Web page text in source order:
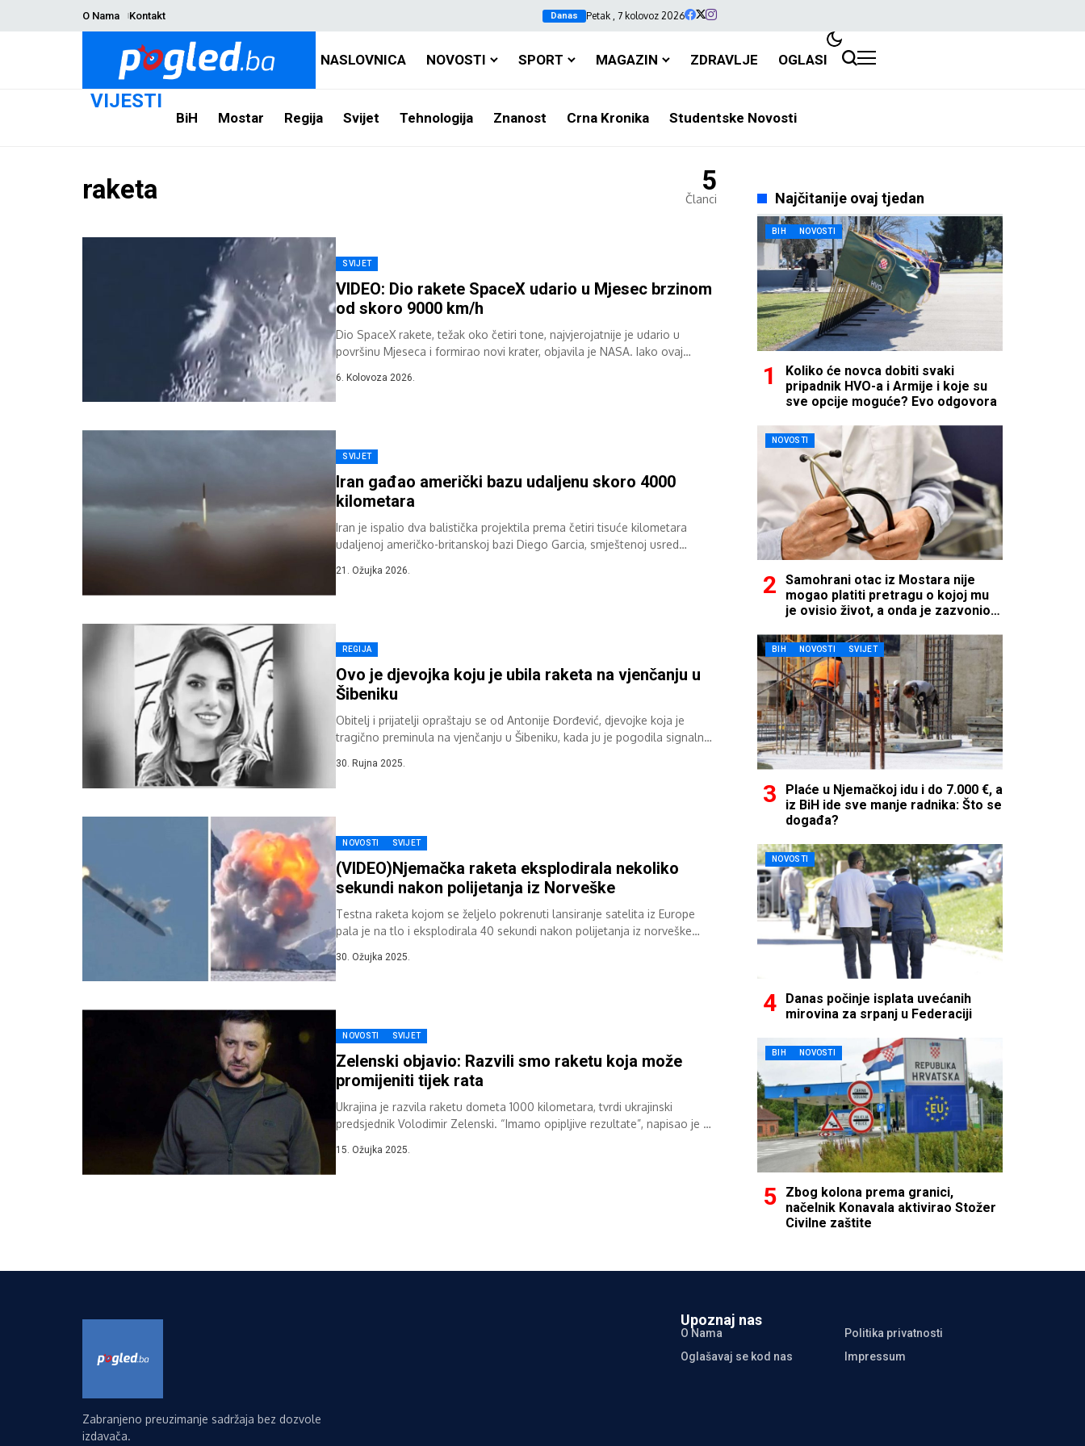
O Nama Kontakt Danas Petak , 7 kolovoz 2026
NASLOVNICA NOVOSTI SPORT MAGAZIN ZDRAVLJE OGLASI
VIJESTI
BiH Mostar Regija Svijet Tehnologija Znanost Crna Kronika Studentske Novosti
raketa 5
Članci
SVIJET
VIDEO: Dio rakete SpaceX udario u Mjesec brzinom
od skoro 9000 km/h
Dio SpaceX rakete, težak oko četiri tone, najvjerojatnije je udario u
površinu Mjeseca i formirao novi krater, objavila je NASA. Iako ovaj
6. Kolovoza 2026.
SVIJET
Iran gađao američki bazu udaljenu skoro 4000
kilometara
Iran je ispalio dva balistička projektila prema četiri tisuće kilometara
udaljenoj američko-britanskoj bazi Diego Garcia, smještenoj usred
21. Ožujka 2026.
REGIJA
Ovo je djevojka koju je ubila raketa na vjenčanju u
Šibeniku
Obitelj i prijatelji opraštaju se od Antonije Đorđević, djevojke koja je
tragično preminula na vjenčanju u Šibeniku, kada ju je pogodila signalna
30. Rujna 2025.
NOVOSTI SVIJET
(VIDEO)Njemačka raketa eksplodirala nekoliko
sekundi nakon polijetanja iz Norveške
Testna raketa kojom se željelo pokrenuti lansiranje satelita iz Europe
pala je na tlo i eksplodirala 40 sekundi nakon polijetanja iz norveške
30. Ožujka 2025.
NOVOSTI SVIJET
Zelenski objavio: Razvili smo raketu koja može
promijeniti tijek rata
Ukrajina je razvila raketu dometa 1000 kilometara, tvrdi ukrajinski
predsjednik Volodimir Zelenski. “Imamo opipljive rezultate”, napisao je u
15. Ožujka 2025.
Najčitanije ovaj tjedan
BIH NOVOSTI
Koliko će novca dobiti svaki
pripadnik HVO-a i Armije i koje su
sve opcije moguće? Evo odgovora
NOVOSTI
Samohrani otac iz Mostara nije
mogao platiti pretragu o kojoj mu
je ovisio život, a onda je zazvonio
BIH NOVOSTI SVIJET
Plaće u Njemačkoj idu i do 7.000 €, a
iz BiH ide sve manje radnika: Što se
događa?
NOVOSTI
Danas počinje isplata uvećanih
mirovina za srpanj u Federaciji
BIH NOVOSTI
Zbog kolona prema granici,
načelnik Konavala aktivirao Stožer
Civilne zaštite
Zabranjeno preuzimanje sadržaja bez dozvole
izdavača.
Upoznaj nas
O Nama
Politika privatnosti
Oglašavaj se kod nas
Impressum